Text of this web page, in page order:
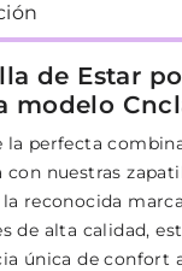
de Estar
modelo
la perfecta
con nuestras
reconocida
de alta calidad,
única de confort